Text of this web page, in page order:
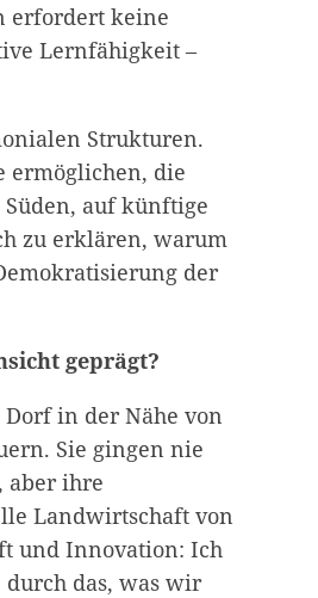
erfordert keine
Lernfähigkeit –
Strukturen.
ermöglichen, die
auf künftige
zu erklären, warum
der
geprägt?
in der Nähe von
Sie gingen nie
aber ihre
Landwirtschaft von
und Innovation: Ich
das, was wir